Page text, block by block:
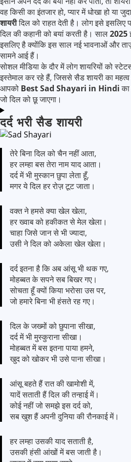
वह किसी का इंतजार हो, प्यार में धोखा हो या
शायरीदिल को राहत देती है। लोग इसे
दिल की कहानी को बयां करती है। साल2025
इसलिए है क्योंकि इस साल नई भावनाओं और
सामने आई हैं।
सोशल मीडिया के दौर में लोग शायरियों को
इस्तेमाल कर रहे हैं, जिससे सैड शायरी का
आपको Best Sad Shayari in Hindi
जो दिल को छू जाएगा।
दर्द भरी सैड शायरी
तेरे बिना दिल को चैन नहीं आता,
हर लम्हा बस तेरा नाम याद आता।
दर्द में भी मुस्कान छुपा लेता हूँ,
मगर ये दिल हर रोज़ टूट जाता।
वक्त ने हमसे क्या खेल खेला,
हर ख्वाब को हकीकत से मेल खेला।
चाहा जिसे जान से भी ज्यादा,
उसी ने दिल को अकेला खेल खेला।
दर्द इतना है कि अब आंसू भी थक गए,
मोहब्बत के सपने सब बिखर गए।
सोचता हूँ क्यों किया भरोसा उस पर,
जो हमारे बिना भी हंसते रह गए।
दिल के जख्मों को छुपाना सीखा,
दर्द में भी मुस्कुराना सीखा।
मोहब्बत में बस इतना पाया हमने,
खुद को खोकर भी उसे पाना सीखा।
आंसू बहते हैं रात की खामोशी में,
यादें सताती हैं दिल की तन्हाई में।
कोई नहीं जो समझे इस दर्द को,
सब खुश हैं अपनी दुनिया की रौनकाई में।
हर लम्हा उसकी याद सताती है,
उसकी हंसी आंखों में बस जाती है।